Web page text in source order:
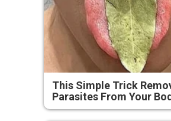
This Simple Trick
Parasites From Your